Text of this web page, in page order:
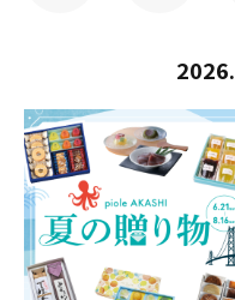
2026.